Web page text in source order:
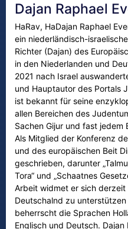
Dajan Raphael
HaRav, HaDajan Raphael
ein niederländisch-
Richter (Dajan) des
in den Niederlanden und
2021 nach Israel
und Hauptautor des Portals
ist bekannt für seine
allen Bereichen des
Sachen Gijur und fast jedem
Als Mitglied der Konferenz
und des europäischen Beit
geschrieben, darunter
Tora“ und „Schaatnes
Arbeit widmet er sich
Deutschalnd zu
beherrscht die Sprachen
Englisch und Deutsch.